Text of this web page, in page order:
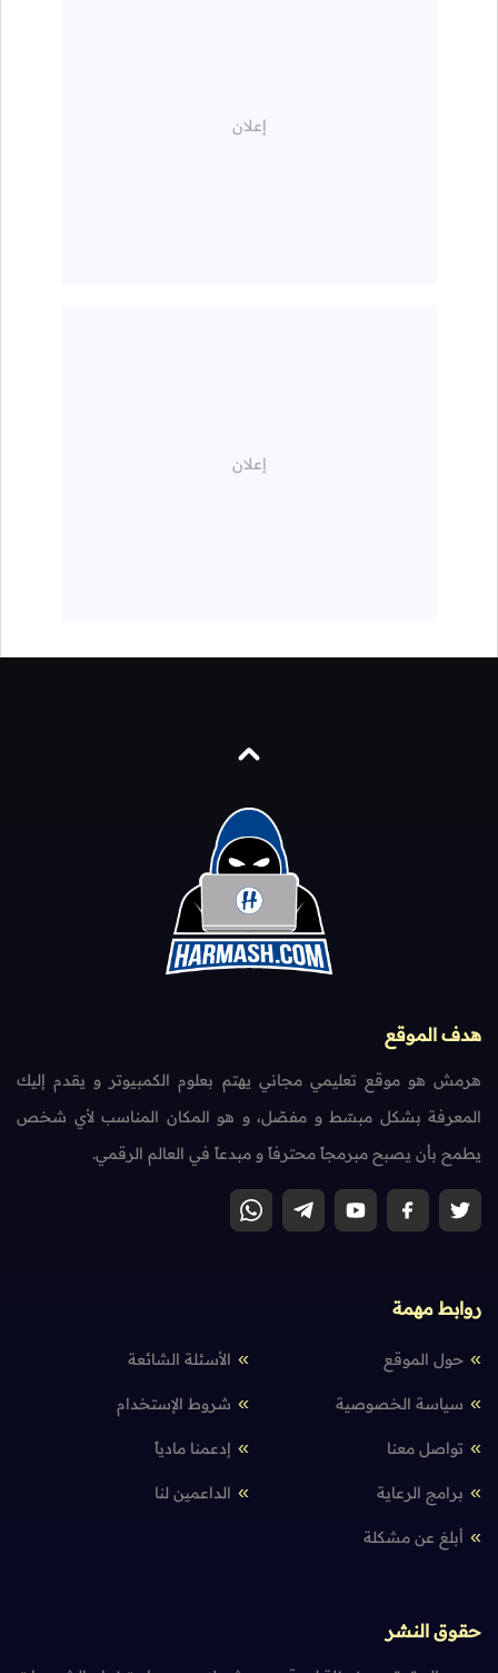
هدف الموقع
هرمش هو موقع تعليمي مجاني يهتم بعلوم الكمبيوتر و يقدم إليك
المعرفة بشكل مبسّط و مفصّل، و هو المكان المناسب لأي شخص
يطمح بأن يصبح مبرمجاً محترفاً و مبدعاً في العالم الرقمي.
روابط مهمة
حول الموقع الأسئلة الشائعة
سياسة الخصوصية شروط الإستخدام
تواصل معنا إدعمنا مادياً
برامج الرعاية الداعمين لنا
أبلغ عن مشكلة
حقوق النشر